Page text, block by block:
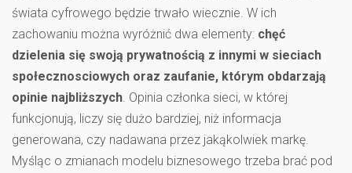
świata cyfrowego będzie trwało wiecznie. W ich
zachowaniu można wyróżnić dwa elementy: chęć
dzielenia się swoją prywatnością z innymi w sieciach
społecznosciowych oraz zaufanie, którym obdarzają
opinie najbliższych . Opinia członka sieci, w której
funkcjonują, liczy się dużo bardziej, niż informacja
generowana, czy nadawana przez jakąkolwiek markę.
Myśląc o zmianach modelu biznesowego trzeba brać pod